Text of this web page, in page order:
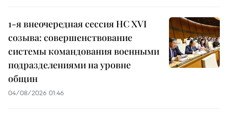
1-я внеочередная сессия НС XVI
созыва: совершенствование
системы командования военными
подразделениями на уровне
общин
04/08/2026 01:46